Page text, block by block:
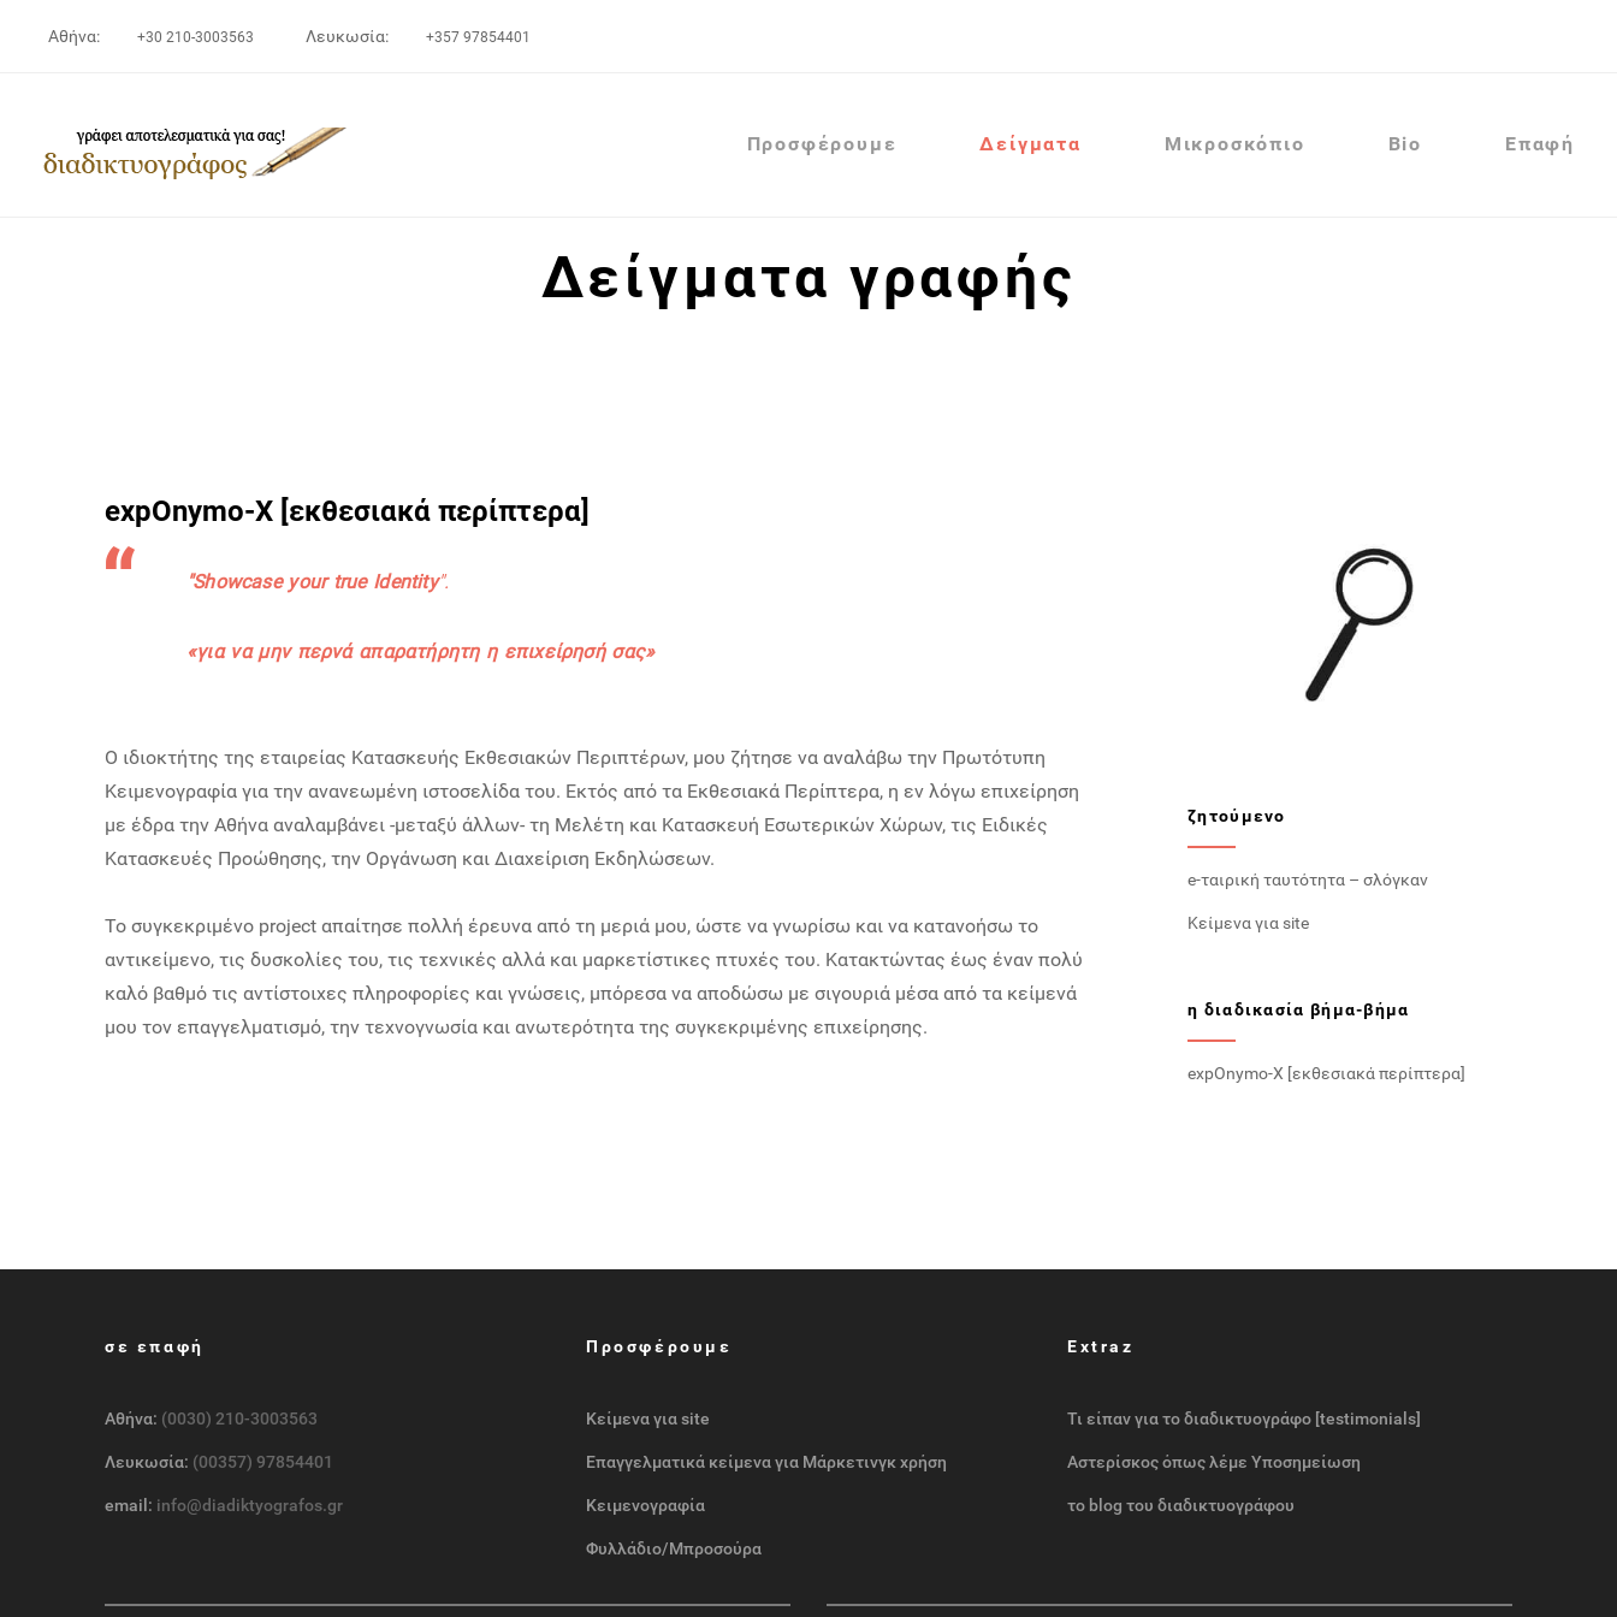
Αθήνα: +30 210-3003563 Λευκωσία: +357 97854401
Προσφέρουμε Δείγματα Μικροσκόπιο Bio Επαφή
Δείγματα γραφής
expOnymo-X [εκθεσιακά περίπτερα]
"Showcase your true Ιdentity".
«για να μην περνά απαρατήρητη η επιχείρησή σας»
Ο ιδιοκτήτης της εταιρείας Κατασκευής Εκθεσιακών Περιπτέρων, μου ζήτησε να αναλάβω την Πρωτότυπη
Κειμενογραφία για την ανανεωμένη ιστοσελίδα του. Εκτός από τα Εκθεσιακά Περίπτερα, η εν λόγω επιχείρηση
με έδρα την Αθήνα αναλαμβάνει -μεταξύ άλλων- τη Μελέτη και Κατασκευή Εσωτερικών Χώρων, τις Ειδικές
Κατασκευές Προώθησης, την Οργάνωση και Διαχείριση Εκδηλώσεων.
Το συγκεκριμένο project απαίτησε πολλή έρευνα από τη μεριά μου, ώστε να γνωρίσω και να κατανοήσω το
αντικείμενο, τις δυσκολίες του, τις τεχνικές αλλά και μαρκετίστικες πτυχές του. Κατακτώντας έως έναν πολύ
καλό βαθμό τις αντίστοιχες πληροφορίες και γνώσεις, μπόρεσα να αποδώσω με σιγουριά μέσα από τα κείμενά
μου τον επαγγελματισμό, την τεχνογνωσία και ανωτερότητα της συγκεκριμένης επιχείρησης.
ζητούμενο
e-ταιρική ταυτότητα – σλόγκαν
Κείμενα για site
η διαδικασία βήμα-βήμα
expOnymo-X [εκθεσιακά περίπτερα]
σε επαφή
Αθήνα: (0030) 210-3003563
Λευκωσία: (00357) 97854401
email: info@diadiktyografos.gr
Προσφέρουμε
Κείμενα για site
Επαγγελματικά κείμενα για Μάρκετινγκ χρήση
Κειμενογραφία
Φυλλάδιο/Μπροσούρα
Extraz
Τι είπαν για το διαδικτυογράφο [testimonials]
Αστερίσκος όπως λέμε Υποσημείωση
το blog του διαδικτυογράφου